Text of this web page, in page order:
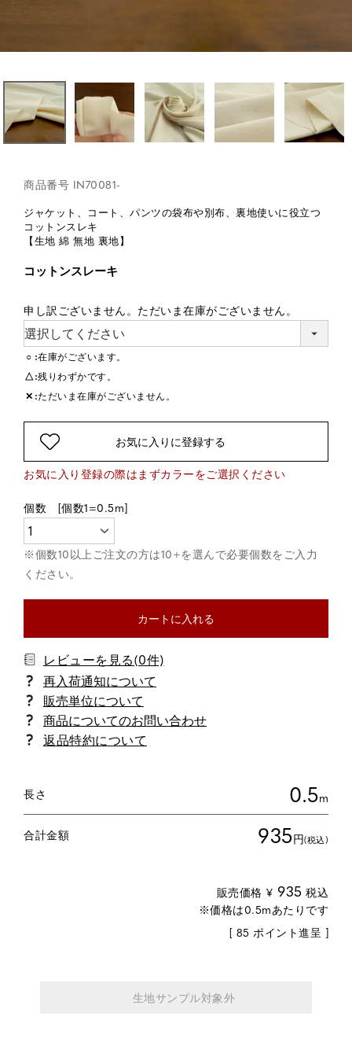
商品番号 IN70081-
ジャケット、コート、パンツの袋布や別布、裏地使いに役立つ
コットンスレキ
【生地 綿 無地 裏地】
コットンスレーキ
申し訳ございません。ただいま在庫がございません。
○ 在庫がございます。
△ 残りわずかです。
✕ ただいま在庫がございません。
お気に入りに登録する
カートに入れる
レビューを見る(0件)
商品についてのお問い合わせ
返品特約について
長さ 0.5m
合計金額 935円(税込)
販売価格 ¥ 935 税込
[ 85 ポイント進呈 ]
生地サンプル対象外